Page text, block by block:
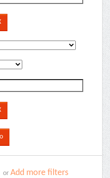
or Add more filters